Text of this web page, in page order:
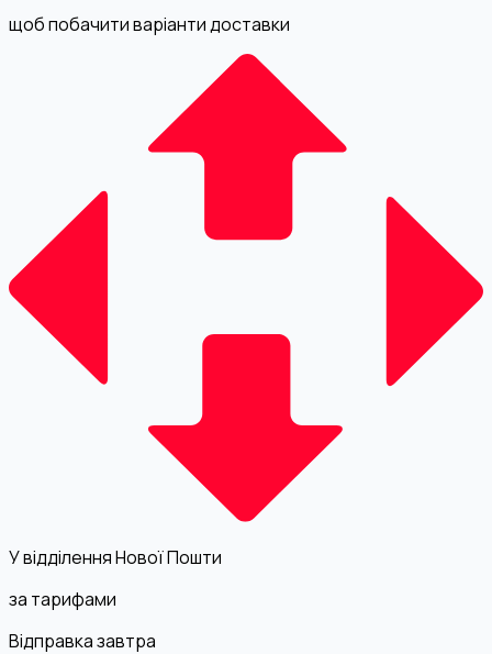
щоб побачити варіанти доставки
У відділення Нової Пошти
за тарифами
Відправка завтра